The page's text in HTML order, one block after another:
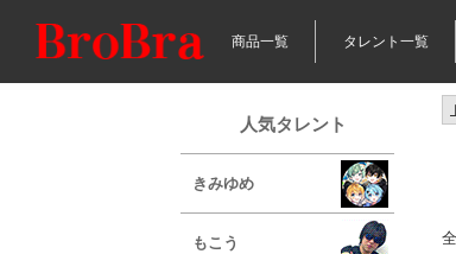
商品一覧 タレント一覧
人気タレント
きみゆめ
もこう